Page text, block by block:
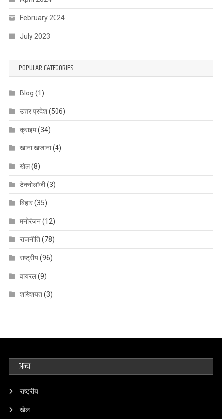
February 2024
July 2023
POPULAR CATEGORIES
Blog (1)
उत्तर प्रदेश(506)
क्राइम(34)
खाना खजाना(4)
खेल(8)
टेक्नोलॉजी(3)
बिहार(35)
मनोरंजन(12)
राजनीति(78)
राष्ट्रीय(96)
वायरल(9)
शख्शियत(3)
अन्य
राष्ट्रीय
खेल